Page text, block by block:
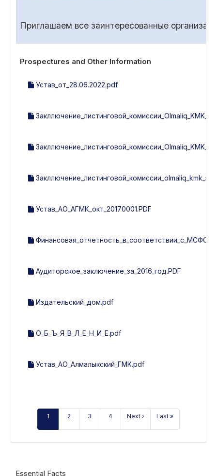
Приглашаем все заинтересованные
Prospectures and Other Information
Устав_от_28.06.2022.pdf
Устав_АО_АГМК_окт_20170001.PDF
Аудиторское_заключение_за_2016_год.PDF
Издательский_дом.pdf
О_Б_Ъ_Я_В_Л_Е_Н_И_Е.pdf
Устав_АО_Алмалыкский_ГМК.pdf
1 2 3 4 Next › Last »
Essential Facts